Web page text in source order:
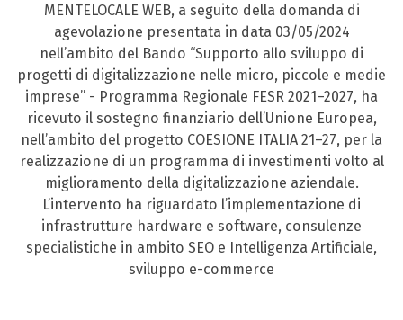
MENTELOCALE WEB, a seguito della domanda di
agevolazione presentata in data 03/05/2024
nell’ambito del Bando “Supporto allo sviluppo di
progetti di digitalizzazione nelle micro, piccole e medie
imprese” - Programma Regionale FESR 2021–2027, ha
ricevuto il sostegno finanziario dell’Unione Europea,
nell’ambito del progetto COESIONE ITALIA 21–27, per la
realizzazione di un programma di investimenti volto al
miglioramento della digitalizzazione aziendale.
L’intervento ha riguardato l’implementazione di
infrastrutture hardware e software, consulenze
specialistiche in ambito SEO e Intelligenza Artificiale,
sviluppo e-commerce